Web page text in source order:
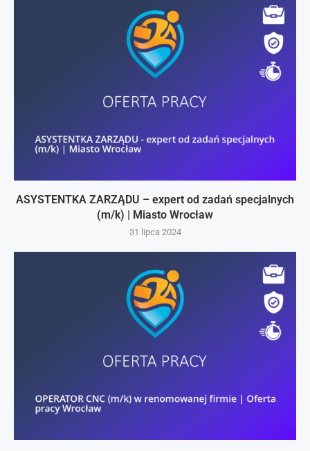
ASYSTENTKA ZARZĄDU – expert od zadań specjalnych
(m/k) | Miasto Wrocław
31 lipca 2024